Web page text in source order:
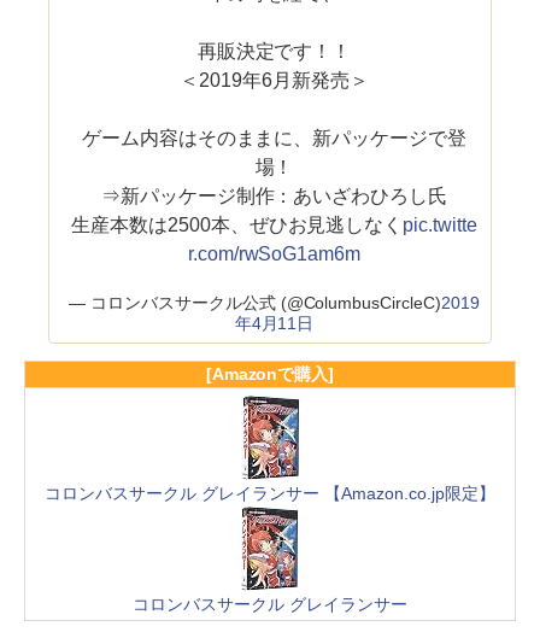
再販決定です！！
＜2019年6月新発売＞
ゲーム内容はそのままに、新パッケージで登
場！
⇒新パッケージ制作：あいざわひろし氏
生産本数は2500本、ぜひお見逃しなく pic.twitte
r.com/rwSoG1am6m
— コロンバスサークル公式 (@ColumbusCircleC)2019
年4月11日
[Amazonで購入]
コロンバスサークル グレイランサー 【Amazon.co.jp限定】
コロンバスサークル グレイランサー